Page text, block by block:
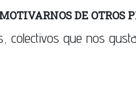
DE OTROS
que nos